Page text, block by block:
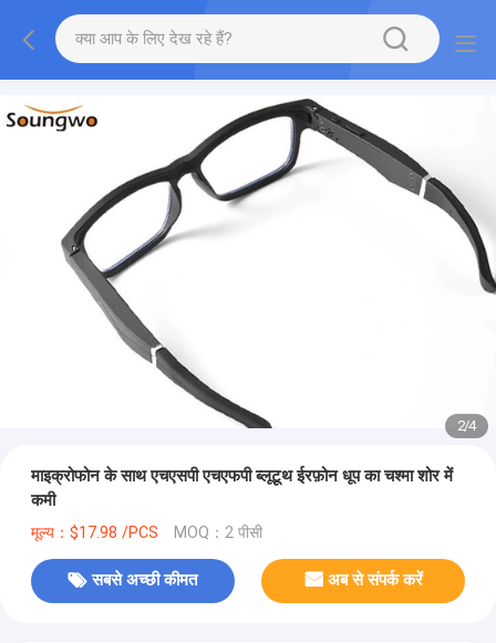
2/4
माइक्रोफोन के साथ एचएसपी एचएफपी ब्लूटूथ ईरफ़ोन धूप का चश्मा शोर में
कमी
मूल्य：$17.98 /PCS MOQ：2 पीसी
सबसे अच्छी कीमत अब से संपर्क करें